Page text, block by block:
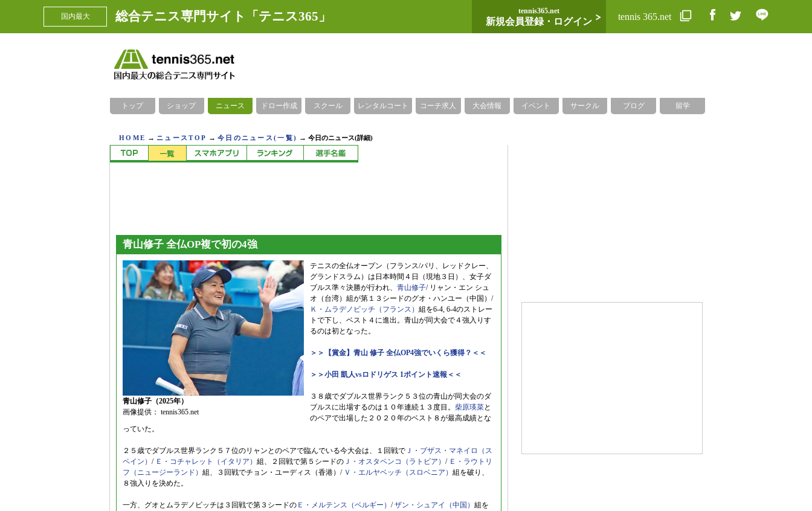
国内最大 総合テニス専門サイト「テニス365」 tennis365.net
新規会員登録・ログイン tennis 365.net
トップ ショップ ニュース ドロー作成 スクール レンタルコート コーチ求人 大会情報 イベント サークル ブログ 留学
HOME → ニュースTOP →今日のニュース(一覧) →今日のニュース(詳細)
青山修子 全仏OP複で初の4強
青山修子（2025年）
画像提供： tennis365.net
テニスの全仏オープン（フランス/パリ、レッドクレー、
グランドスラム）は日本時間４日（現地３日）、女子ダ
ブルス準々決勝が行われ、 青山修子/ リャン・エン シュ
オ（台湾）組が第１３シードのグオ・ハンユー（中国）/
Ｋ・ムラデノビッチ（フランス） 組を6-4, 6-4のストレー
トで下し、ベスト４に進出。青山が同大会で４強入りす
るのは初となった。
＞＞【賞金】青山 修子 全仏OP4強でいくら獲得？＜＜
＞＞小田 凱人vsロドリゲス 1ポイント速報＜＜
３８歳でダブルス世界ランク５３位の青山が同大会のダ
ブルスに出場するのは１０年連続１３度目。 柴原瑛菜と
のペアで出場した２０２０年のベスト８が最高成績とな
っていた。
２５歳でダブルス世界ランク５７位のリャンとのペアで臨んでいる今大会は、１回戦で Ｊ・ブザス・マネイロ（ス
ペイン） / Ｅ・コチャレット（イタリア） 組、２回戦で第５シードの Ｊ・オスタペンコ（ラトビア） / Ｅ・ラウトリ
フ（ニュージーランド） 組、３回戦でチョン・ユーディス（香港）/ Ｖ・エルヤベッチ（スロベニア） 組を破り、
８強入りを決めた。
一方、グオとムラデノビッチは３回戦で第３シードの Ｅ・メルテンス（ベルギー） /ザン・シュアイ（中国） 組を